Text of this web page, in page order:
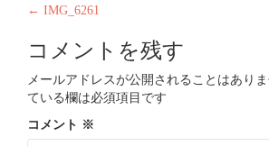
投
稿
ナ
ビ
ゲ
← IMG_6261
コメントを残す
メールアドレスが公開されることはありま
ている欄は必須項目です
コメント ※